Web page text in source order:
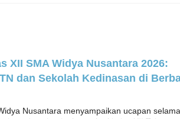
XII SMA Widya Nusantara 2026:
dan Sekolah Kedinasan di
Nusantara menyampaikan ucapan